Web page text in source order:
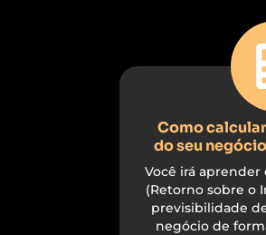
Como
do seu
Você irá aprender
(Retorno sobre o
previsibilidade
negócio de